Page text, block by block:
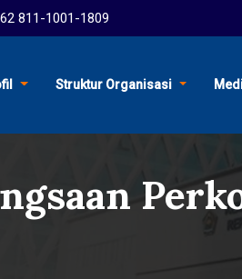
811-1001-1809
Struktur Organisasi